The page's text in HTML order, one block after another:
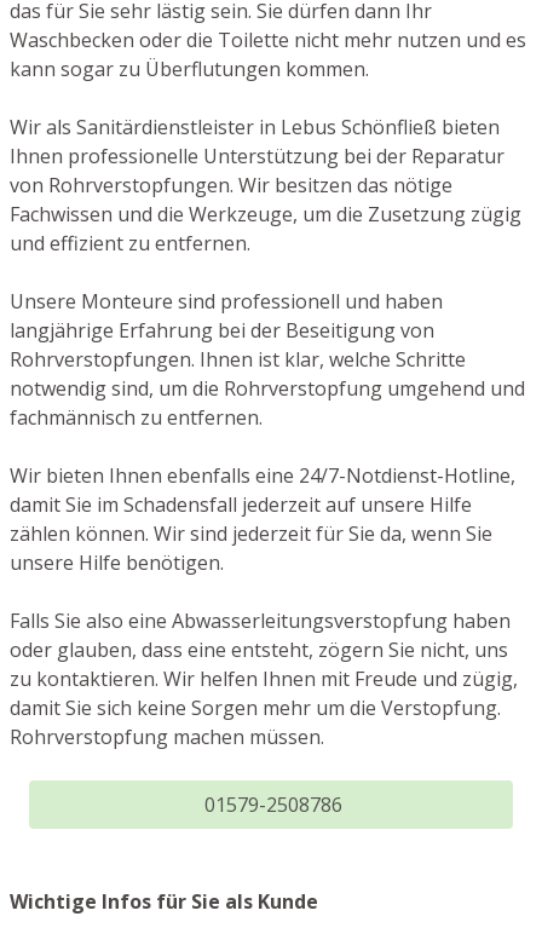
das für Sie sehr lästig sein. Sie dürfen dann Ihr
Waschbecken oder die Toilette nicht mehr nutzen und es
kann sogar zu Überflutungen kommen.
Wir als Sanitärdienstleister in Lebus Schönfließ bieten
Ihnen professionelle Unterstützung bei der Reparatur
von Rohrverstopfungen. Wir besitzen das nötige
Fachwissen und die Werkzeuge, um die Zusetzung zügig
und effizient zu entfernen.
Unsere Monteure sind professionell und haben
langjährige Erfahrung bei der Beseitigung von
Rohrverstopfungen. Ihnen ist klar, welche Schritte
notwendig sind, um die Rohrverstopfung umgehend und
fachmännisch zu entfernen.
Wir bieten Ihnen ebenfalls eine 24/7-Notdienst-Hotline,
damit Sie im Schadensfall jederzeit auf unsere Hilfe
zählen können. Wir sind jederzeit für Sie da, wenn Sie
unsere Hilfe benötigen.
Falls Sie also eine Abwasserleitungsverstopfung haben
oder glauben, dass eine entsteht, zögern Sie nicht, uns
zu kontaktieren. Wir helfen Ihnen mit Freude und zügig,
damit Sie sich keine Sorgen mehr um die Verstopfung.
Rohrverstopfung machen müssen.
01579-2508786
Wichtige Infos für Sie als Kunde